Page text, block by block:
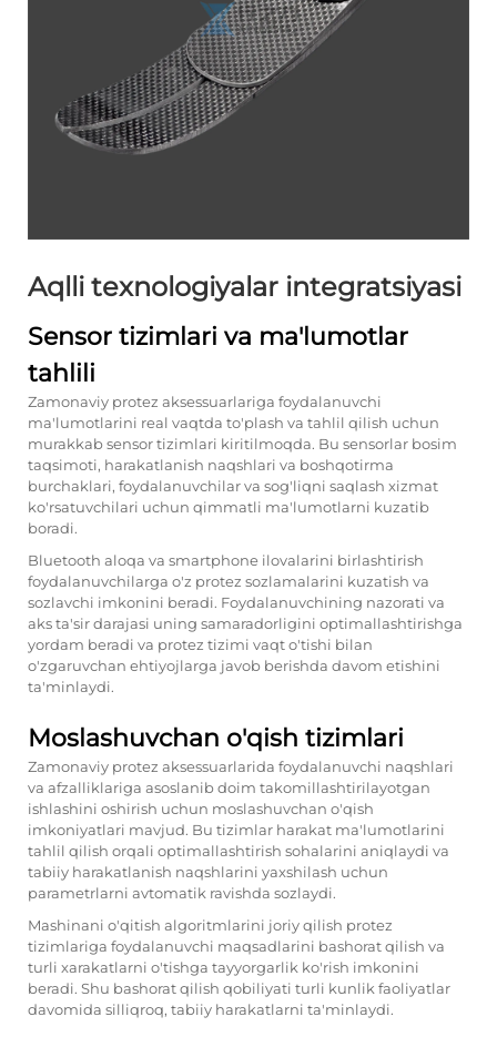
Aqlli texnologiyalar integratsiyasi
Sensor tizimlari va ma'lumotlar
tahlili
Zamonaviy protez aksessuarlariga foydalanuvchi
ma'lumotlarini real vaqtda to'plash va tahlil qilish uchun
murakkab sensor tizimlari kiritilmoqda. Bu sensorlar bosim
taqsimoti, harakatlanish naqshlari va boshqotirma
burchaklari, foydalanuvchilar va sog'liqni saqlash xizmat
ko'rsatuvchilari uchun qimmatli ma'lumotlarni kuzatib
boradi.
Bluetooth aloqa va smartphone ilovalarini birlashtirish
foydalanuvchilarga o'z protez sozlamalarini kuzatish va
sozlavchi imkonini beradi. Foydalanuvchining nazorati va
aks ta'sir darajasi uning samaradorligini optimallashtirishga
yordam beradi va protez tizimi vaqt o'tishi bilan
o'zgaruvchan ehtiyojlarga javob berishda davom etishini
ta'minlaydi.
Moslashuvchan o'qish tizimlari
Zamonaviy protez aksessuarlarida foydalanuvchi naqshlari
va afzalliklariga asoslanib doim takomillashtirilayotgan
ishlashini oshirish uchun moslashuvchan o'qish
imkoniyatlari mavjud. Bu tizimlar harakat ma'lumotlarini
tahlil qilish orqali optimallashtirish sohalarini aniqlaydi va
tabiiy harakatlanish naqshlarini yaxshilash uchun
parametrlarni avtomatik ravishda sozlaydi.
Mashinani o'qitish algoritmlarini joriy qilish protez
tizimlariga foydalanuvchi maqsadlarini bashorat qilish va
turli xarakatlarni o'tishga tayyorgarlik ko'rish imkonini
beradi. Shu bashorat qilish qobiliyati turli kunlik faoliyatlar
davomida silliqroq, tabiiy harakatlarni ta'minlaydi.